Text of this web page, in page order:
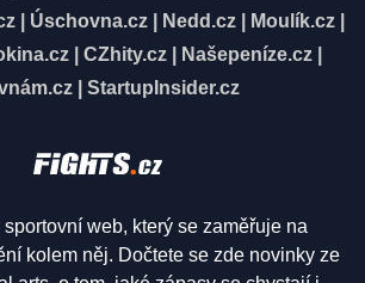
| Úschovna.cz| Nedd.cz| Moulík.cz|
CZhity.cz Našepeníze.cz
StartupInsider.cz
web, který se zaměřuje na
kolem něj. Dočtete se zde novinky ze